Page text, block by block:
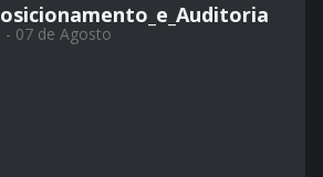
- 07 de Agosto